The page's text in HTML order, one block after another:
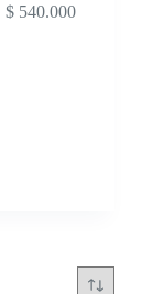
$ 540.000